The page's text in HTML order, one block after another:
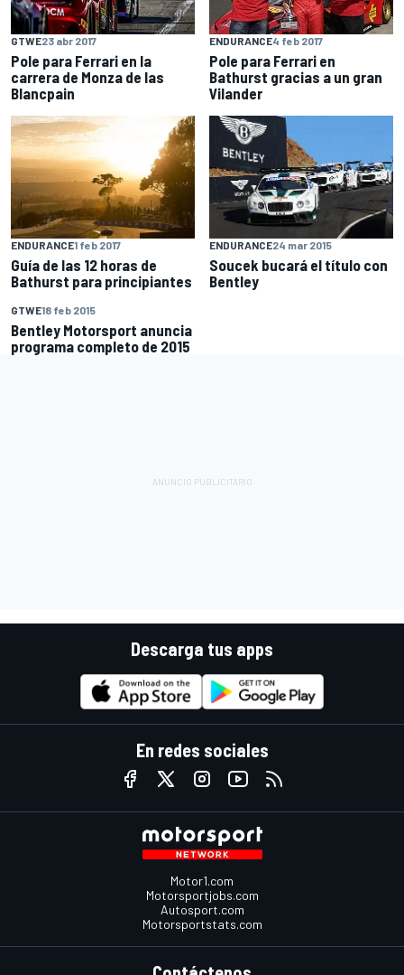
GTWE23 abr 2017
Pole para Ferrari en la
carrera de Monza de las
Blancpain
ENDURANCE4 feb 2017
Pole para Ferrari en
Bathurst gracias a un gran
Vilander
ENDURANCE1 feb 2017
Guía de las 12 horas de
Bathurst para principiantes
ENDURANCE24 mar 2015
Soucek bucará el título con
Bentley
GTWE18 feb 2015
Bentley Motorsport anuncia
programa completo de 2015
Descarga tus apps
En redes sociales
Motor1.com
Motorsportjobs.com
Autosport.com
Motorsportstats.com